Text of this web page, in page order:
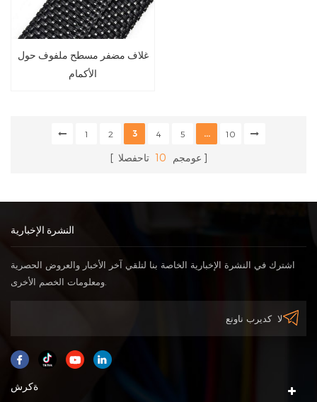
غلاف مضفر مسطح ملفوف حول
الأكمام
1 2 3 4 5 ... 10
عومجم 10 تاحفصلا
النشرة الإخبارية
اشترك في النشرة الإخبارية الخاصة بنا لتلقي آخر الأخبار والعروض الحصرية
ةكرش